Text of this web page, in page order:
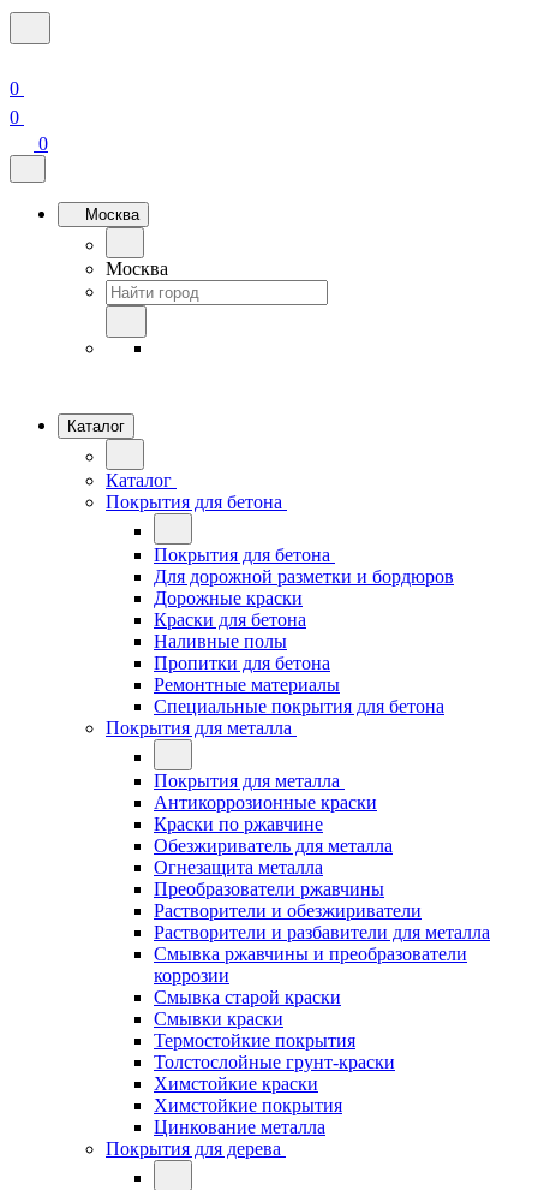
0
0
0
Москва
Москва
Каталог
Каталог
Покрытия для бетона
Покрытия для бетона
Для дорожной разметки и бордюров
Дорожные краски
Краски для бетона
Наливные полы
Пропитки для бетона
Ремонтные материалы
Специальные покрытия для бетона
Покрытия для металла
Покрытия для металла
Антикоррозионные краски
Краски по ржавчине
Обезжириватель для металла
Огнезащита металла
Преобразователи ржавчины
Растворители и обезжириватели
Растворители и разбавители для металла
Смывка ржавчины и преобразователи
коррозии
Смывка старой краски
Смывки краски
Термостойкие покрытия
Толстослойные грунт-краски
Химстойкие краски
Химстойкие покрытия
Цинкование металла
Покрытия для дерева